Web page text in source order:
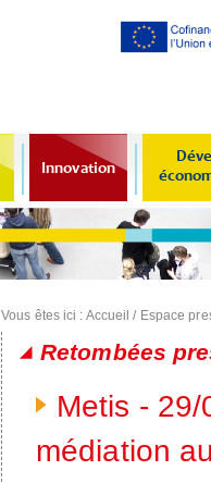
Innovation
Vous êtes ici : Accueil / Espace
Retombées
Metis -
médiation
Pages